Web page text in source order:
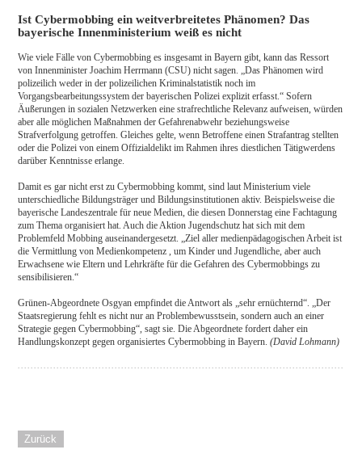
Ist Cybermobbing ein weitverbreitetes Phänomen? Das
bayerische Innenministerium weiß es nicht
Wie viele Fälle von Cybermobbing es insgesamt in Bayern gibt, kann das Ressort
von Innenminister Joachim Herrmann (CSU) nicht sagen. „Das Phänomen wird
polizeilich weder in der polizeilichen Kriminalstatistik noch im
Vorgangsbearbeitungssystem der bayerischen Polizei explizit erfasst.“ Sofern
Äußerungen in sozialen Netzwerken eine strafrechtliche Relevanz aufweisen, würden
aber alle möglichen Maßnahmen der Gefahrenabwehr beziehungsweise
Strafverfolgung getroffen. Gleiches gelte, wenn Betroffene einen Strafantrag stellten
oder die Polizei von einem Offizialdelikt im Rahmen ihres diestlichen Tätigwerdens
darüber Kenntnisse erlange.
Damit es gar nicht erst zu Cybermobbing kommt, sind laut Ministerium viele
unterschiedliche Bildungsträger und Bildungsinstitutionen aktiv. Beispielsweise die
bayerische Landeszentrale für neue Medien, die diesen Donnerstag eine Fachtagung
zum Thema organisiert hat. Auch die Aktion Jugendschutz hat sich mit dem
Problemfeld Mobbing auseinandergesetzt. „Ziel aller medienpädagogischen Arbeit ist
die Vermittlung von Medienkompetenz , um Kinder und Jugendliche, aber auch
Erwachsene wie Eltern und Lehrkräfte für die Gefahren des Cybermobbings zu
sensibilisieren.“
Grünen-Abgeordnete Osgyan empfindet die Antwort als „sehr ernüchternd“. „Der
Staatsregierung fehlt es nicht nur an Problembewusstsein, sondern auch an einer
Strategie gegen Cybermobbing“, sagt sie. Die Abgeordnete fordert daher ein
Handlungskonzept gegen organisiertes Cybermobbing in Bayern.(David Lohmann)
Zurück